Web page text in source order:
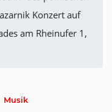
Konzert auf
am Rheinufer 1,
Musik